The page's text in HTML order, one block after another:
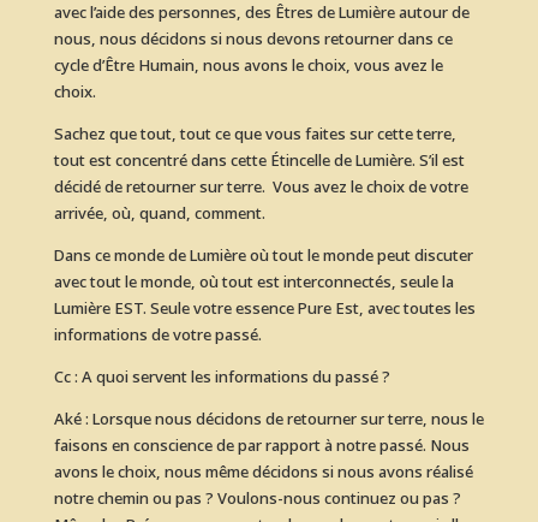
avec l’aide des personnes, des Êtres de Lumière autour de
nous, nous décidons si nous devons retourner dans ce
cycle d’Être Humain, nous avons le choix, vous avez le
choix.
Sachez que tout, tout ce que vous faites sur cette terre,
tout est concentré dans cette Étincelle de Lumière. S’il est
décidé de retourner sur terre. Vous avez le choix de votre
arrivée, où, quand, comment.
Dans ce monde de Lumière où tout le monde peut discuter
avec tout le monde, où tout est interconnectés, seule la
Lumière EST. Seule votre essence Pure Est, avec toutes les
informations de votre passé.
Cc : A quoi servent les informations du passé ?
Aké : Lorsque nous décidons de retourner sur terre, nous le
faisons en conscience de par rapport à notre passé. Nous
avons le choix, nous même décidons si nous avons réalisé
notre chemin ou pas ? Voulons-nous continuez ou pas ?